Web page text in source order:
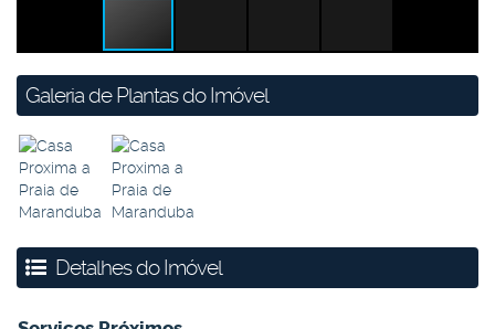
Galeria de Plantas do Imóvel
Detalhes do Imóvel